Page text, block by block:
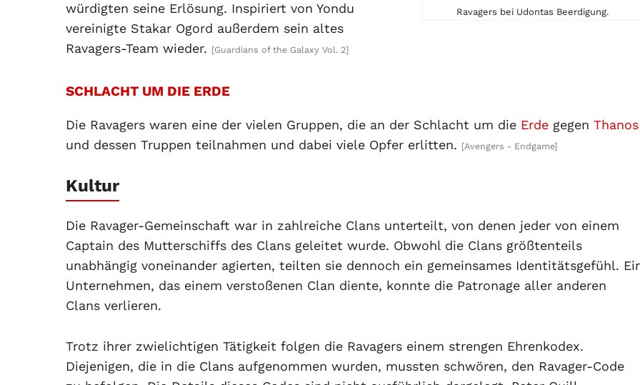
Ravagers bei Udontas Beerdigung.
würdigten seine Erlösung. Inspiriert von Yondu
vereinigte Stakar Ogord außerdem sein altes
Ravagers-Team wieder. [Guardians of the Galaxy Vol. 2]
SCHLACHT UM DIE ERDE
Die Ravagers waren eine der vielen Gruppen, die an der Schlacht um die Erde gegen Thanos
und dessen Truppen teilnahmen und dabei viele Opfer erlitten. [Avengers - Endgame]
Kultur
Die Ravager-Gemeinschaft war in zahlreiche Clans unterteilt, von denen jeder von einem
Captain des Mutterschiffs des Clans geleitet wurde. Obwohl die Clans größtenteils
unabhängig voneinander agierten, teilten sie dennoch ein gemeinsames Identitätsgefühl.
Unternehmen, das einem verstoßenen Clan diente, konnte die Patronage aller anderen
Clans verlieren.
Trotz ihrer zwielichtigen Tätigkeit folgen die Ravagers einem strengen Ehrenkodex.
Diejenigen, die in die Clans aufgenommen wurden, mussten schwören, den Ravager-Code